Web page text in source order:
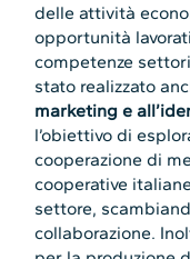
delle attività
opportunità
competenze
stato realizzato
marketing e
l’obiettivo di
cooperazione di
cooperative
settore,
collaborazione.